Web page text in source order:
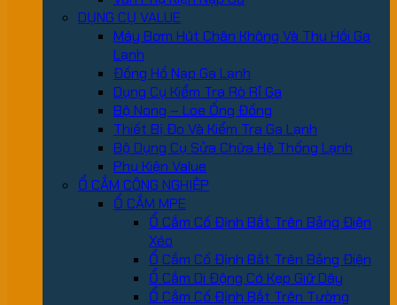
DỤNG CỤ VALUE
Máy Bơm Hút Chân Không Và Thu Hồi Ga
Lạnh
Đồng Hồ Nạp Ga Lạnh
Dụng Cụ Kiểm Tra Rò Rỉ Ga
Bộ Nong – Loe Ống Đồng
Thiết Bị Đo Và Kiểm Tra Ga Lạnh
Bộ Dụng Cụ Sửa Chữa Hệ Thống Lạnh
Phụ Kiện Value
Ổ CẮM CÔNG NGHIỆP
Ổ CẮM MPE
Ổ Cắm Cố Định Bắt Trên Bảng Điện
Xéo
Ổ Cắm Cố Định Bắt Trên Bảng Điện
Ổ Cắm Di Động Có Kẹp Giữ Dây
Ổ Cắm Cố Định Bắt Trên Tường